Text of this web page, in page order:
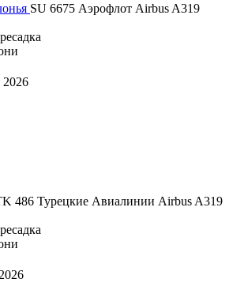
SU 6675 Аэрофлот Airbus A319
2026
486 Турецкие Авиалинии Airbus A319